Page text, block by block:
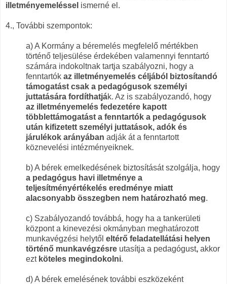
illetményemeléssel ismerné el.
4., További szempontok:
a) A Kormány a béremelés megfelelő mértékben
történő teljesülése érdekében valamennyi fenntartó
számára indokoltnak tartja szabályozni, hogy a
fenntartók az illetményemelés céljából biztosítandó
támogatást csak a pedagógusok személyi
juttatására fordíthatják. Az is szabályozandó, hogy
az illetményemelés fedezetére kapott
többlettámogatást a fenntartók a pedagógusok
után kifizetett személyi juttatások, adók és
járulékok arányában adják át a fenntartott
köznevelési intézményeiknek.
b) A bérek emelkedésének biztosítását szolgálja, hogy
a pedagógus havi illetménye a
teljesítményértékelés eredménye miatt
alacsonyabb összegben nem határozható meg.
c) Szabályozandó továbbá, hogy ha a tankerületi
központ a kinevezési okmányban meghatározott
munkavégzési helytől eltérő feladatellátási helyen
történő munkavégzésre utasítja a pedagógust, akkor
ezt köteles megindokolni.
d) A bérek emelésének további eszközeként